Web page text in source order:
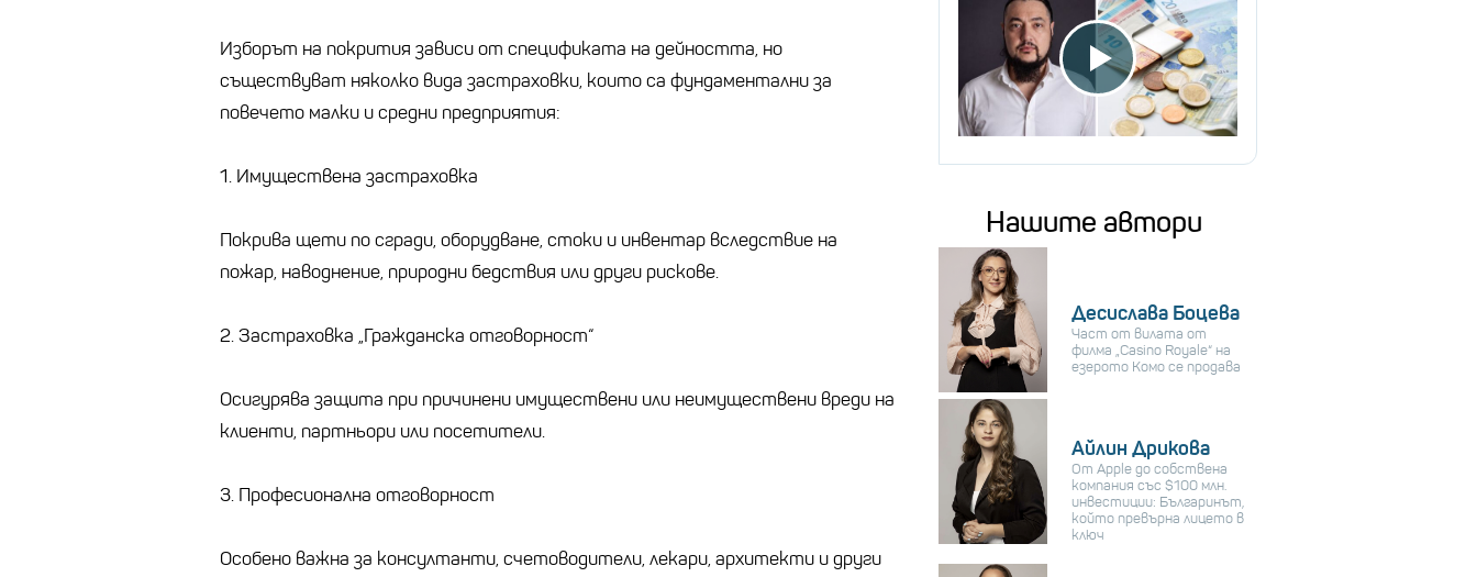
Изборът на покрития зависи от спецификата на дейността, но
съществуват няколко вида застраховки, които са фундаментални за
повечето малки и средни предприятия:
1. Имуществена застраховка
Покрива щети по сгради, оборудване, стоки и инвентар вследствие на
пожар, наводнение, природни бедствия или други рискове.
2. Застраховка „Гражданска отговорност“
Осигурява защита при причинени имуществени или неимуществени вреди на
клиенти, партньори или посетители.
3. Професионална отговорност
Особено важна за консултанти, счетоводители, лекари, архитекти и други
Нашите автори
Десислава Боцева
Част от вилата от
филма „Casino Royale“ на
езерото Комо се продава
Айлин Дрикова
От Apple до собствена
компания със $100 млн.
инвестиции: Българинът,
който превърна лицето в
ключ